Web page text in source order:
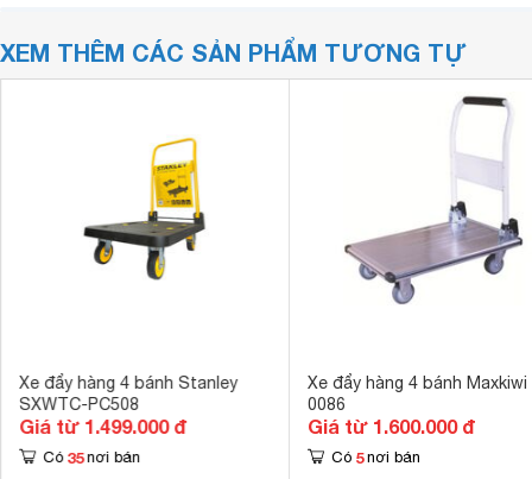
XEM THÊM CÁC SẢN PHẨM TƯƠNG TỰ
Xe đẩy hàng 4 bánh Stanley
SXWTC-PC508
Giá từ 1.499.000 đ
Có 35 nơi bán
Xe đẩy hàng 4 bánh Maxkiwi
0086
Giá từ 1.600.000 đ
Có 5 nơi bán